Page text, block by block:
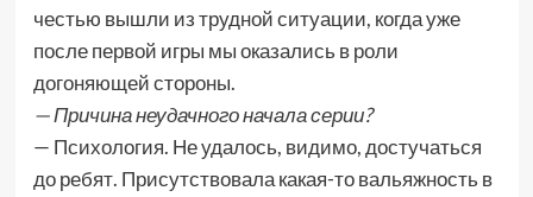
честью вышли из трудной ситуации, когда уже
после первой игры мы оказались в роли
догоняющей стороны.
— Причина неудачного начала серии?
— Психология. Не удалось, видимо, достучаться
до ребят. Присутствовала какая-то вальяжность в